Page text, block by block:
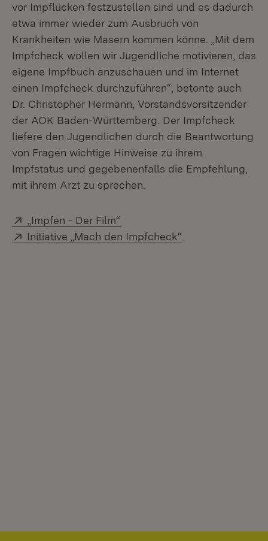
vor Impflücken festzustellen sind und es dadurch
etwa immer wieder zum Ausbruch von
Krankheiten wie Masern kommen könne. „Mit dem
Impfcheck wollen wir Jugendliche motivieren, das
eigene Impfbuch anzuschauen und im Internet
einen Impfcheck durchzuführen“, betonte auch
Dr. Christopher Hermann, Vorstandsvorsitzender
der AOK Baden-Württemberg. Der Impfcheck
liefere den Jugendlichen durch die Beantwortung
von Fragen wichtige Hinweise zu ihrem
Impfstatus und gegebenenfalls die Empfehlung,
mit ihrem Arzt zu sprechen.
Extern:
„Impfen - Der Film“
Extern:
Initiative „Mach den Impfcheck“